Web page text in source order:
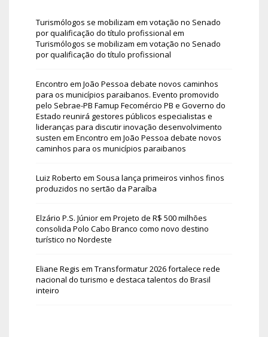
Turismólogos se mobilizam em votação no Senado
por qualificação do título profissional em
Turismólogos se mobilizam em votação no Senado
por qualificação do título profissional
Encontro em João Pessoa debate novos caminhos
para os municípios paraibanos. Evento promovido
pelo Sebrae-PB Famup Fecomércio PB e Governo do
Estado reunirá gestores públicos especialistas e
lideranças para discutir inovação desenvolvimento
susten em Encontro em João Pessoa debate novos
caminhos para os municípios paraibanos
Luiz Roberto em Sousa lança primeiros vinhos finos
produzidos no sertão da Paraíba
Elzário P.S. Júniorem Projeto de R$ 500 milhões
consolida Polo Cabo Branco como novo destino
turístico no Nordeste
Eliane Regis em Transformatur 2026 fortalece rede
nacional do turismo e destaca talentos do Brasil
inteiro